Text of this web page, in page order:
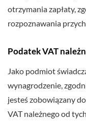
otrzymania zapłaty,
rozpoznawania
Podatek VAT
Jako podmiot
wynagrodzenie,
jesteś zobowiązany
VAT należnego od